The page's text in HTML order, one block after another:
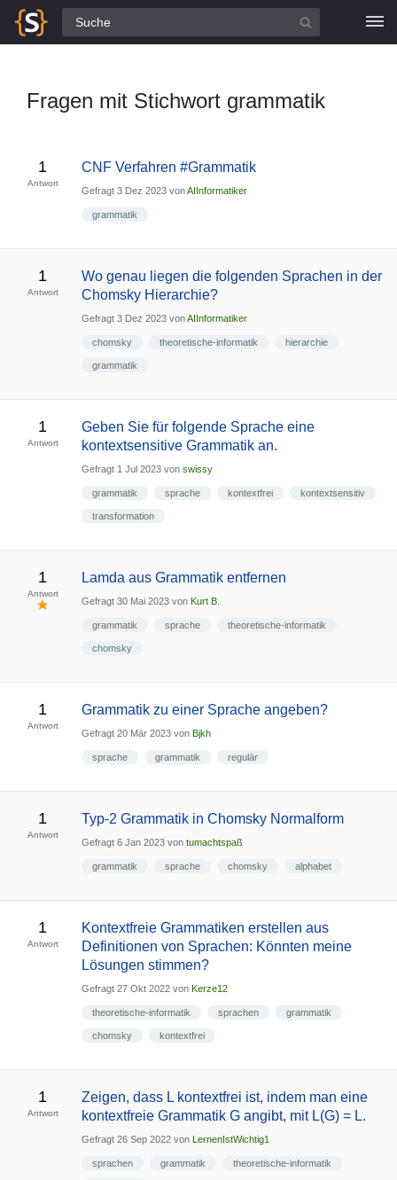
Alle Fragen
Fragen mit Stichwort grammatik
1
Antwort
CNF Verfahren #Grammatik
Gefragt 3 Dez 2023 vonAIInformatiker
grammatik
1
Antwort
Wo genau liegen die folgenden Sprachen in der
Chomsky Hierarchie?
Gefragt 3 Dez 2023 vonAIInformatiker
chomsky theoretische-informatik hierarchie
grammatik
1
Antwort
Geben Sie für folgende Sprache eine
kontextsensitive Grammatik an.
Gefragt 1 Jul 2023 von swissy
grammatik sprache kontextfrei kontextsensitiv
transformation
1
Antwort
Lamda aus Grammatik entfernen
Gefragt 30 Mai 2023 von Kurt B.
grammatik sprache theoretische-informatik
chomsky
1
Antwort
Grammatik zu einer Sprache angeben?
Gefragt 20 Mär 2023 von Bjkh
sprache grammatik regulär
1
Antwort
Typ-2 Grammatik in Chomsky Normalform
Gefragt 6 Jan 2023 von tumachtspaß
grammatik sprache chomsky alphabet
1
Antwort
Kontextfreie Grammatiken erstellen aus
Definitionen von Sprachen: Könnten meine
Lösungen stimmen?
Gefragt 27 Okt 2022 von Kerze12
theoretische-informatik sprachen grammatik
chomsky kontextfrei
1
Antwort
Zeigen, dass L kontextfrei ist, indem man eine
kontextfreie Grammatik G angibt, mit L(G) = L.
Gefragt 26 Sep 2022 von LernenIstWichtig1
sprachen grammatik theoretische-informatik